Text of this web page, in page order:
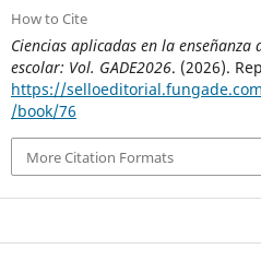
How to Cite
Ciencias aplicadas en la
escolar: Vol. GADE2026. (2026).
https://
/book/76
More Citation Formats